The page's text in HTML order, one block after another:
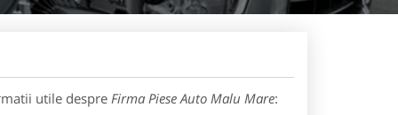
utile despre Firma Piese Auto Malu Mare: